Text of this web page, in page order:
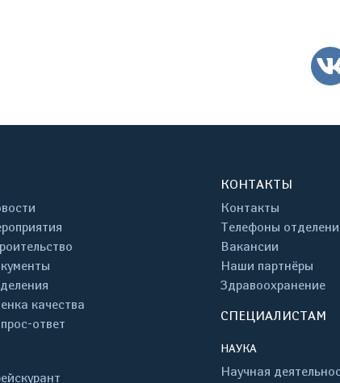
качества
ответ
КОНТАКТЫ
Контакты
Телефоны
Вакансии
Наши партнёры
Здравоохранение
СПЕЦИАЛИСТАМ
НАУКА
Научная